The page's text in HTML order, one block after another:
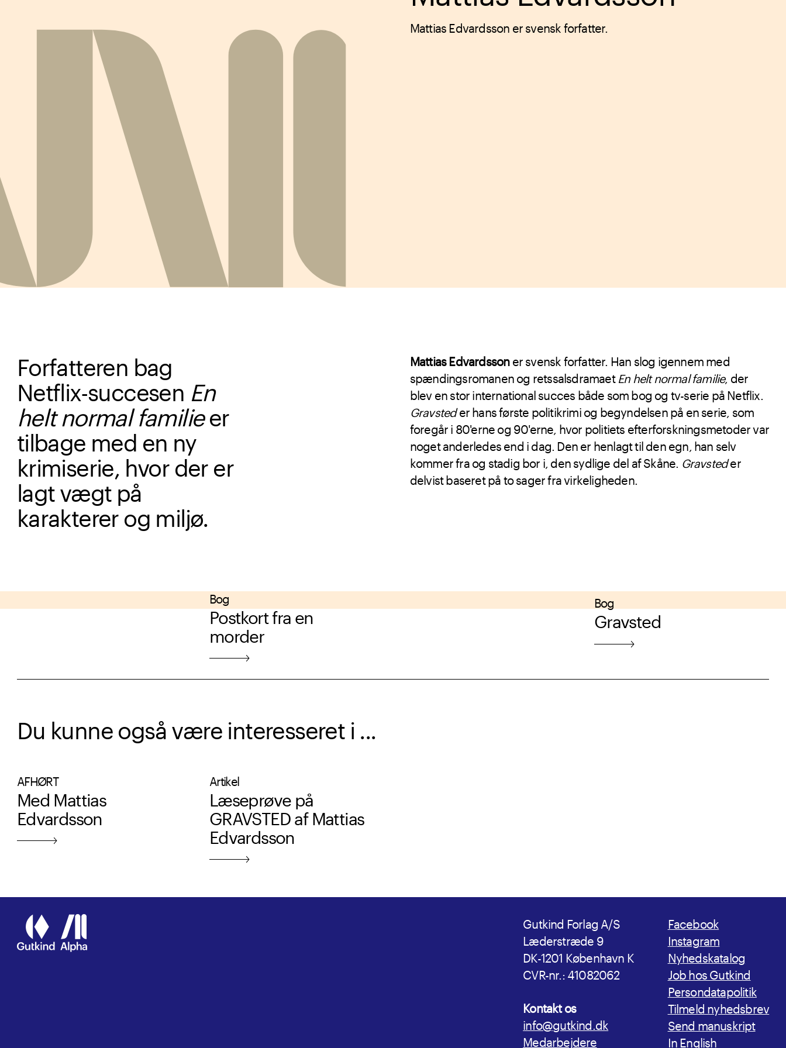
Mattias Edvardsson er svensk forfatter.
Forfatteren bag
Netflix-succesen En
helt normal familieer
tilbage med en ny
krimiserie, hvor der er
lagt vægt på
karakterer og miljø.
Mattias Edvardssoner svensk forfatter. Han slog igennem med
spændingsromanen og retssalsdramaetEn helt normal familie, der
blev en stor international succes både som bog og tv-serie på Netflix.
Gravsteder hans første politikrimi og begyndelsen på en serie, som
foregår i 80'erne og 90'erne, hvor politiets efterforskningsmetoder var
noget anderledes end i dag. Den er henlagt til den egn, han selv
kommer fra og stadig bor i, den sydlige del af Skåne. Gravsteder
delvist baseret på to sager fra virkeligheden.
Bog
Postkort fra en
morder
Bog
Gravsted
Du kunne også være interesseret i ...
AFHØRT
Med Mattias
Edvardsson
Artikel
Læseprøve på
GRAVSTED af Mattias
Edvardsson
Gutkind Forlag A/S
Læderstræde 9
DK-1201 København K
CVR-nr.: 41082062
Kontakt os
info@gutkind.dk
Medarbejdere
Facebook
Instagram
Nyhedskatalog
Job hos Gutkind
Persondatapolitik
Tilmeld nyhedsbrev
Send manuskript
In English